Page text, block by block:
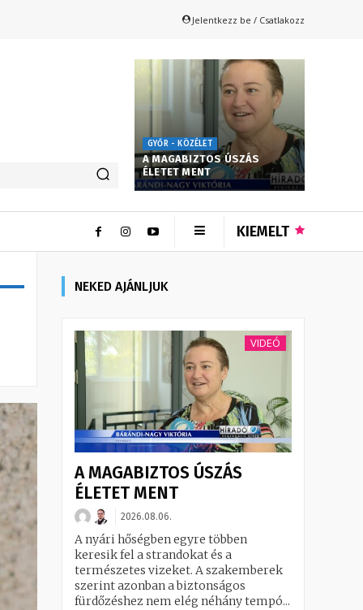
Jelentkezz be / Csatlakozz
GYŐR - KÖZÉLET
A MAGABIZTOS ÚSZÁS
ÉLETET MENT
KIEMELT
NEKED AJÁNLJUK
VIDEÓ
A MAGABIZTOS ÚSZÁS
ÉLETET MENT
2026.08.06.
A nyári hőségben egyre többen
keresik fel a strandokat és a
természetes vizeket. A szakemberek
szerint azonban a biztonságos
fürdőzéshez nem elég néhány tempó...